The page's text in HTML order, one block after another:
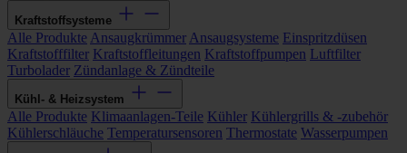
Kraftstoffsysteme
Alle Produkte Ansaugkrümmer Ansaugsysteme Einspritzdüsen
Kraftstofffilter Kraftstoffleitungen Kraftstoffpumpen Luftfilter
Turbolader Zündanlage & Zündteile
Kühl- & Heizsystem
Alle Produkte Klimaanlagen-Teile Kühler Kühlergrills & -zubehör
Kühlerschläuche Temperatursensoren Thermostate Wasserpumpen